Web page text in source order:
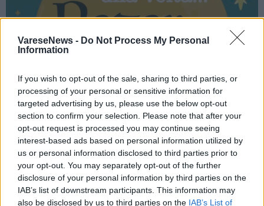
VareseNews - Do Not Process My Personal
Information
If you wish to opt-out of the sale, sharing to third parties, or
processing of your personal or sensitive information for
targeted advertising by us, please use the below opt-out
section to confirm your selection. Please note that after your
opt-out request is processed you may continue seeing
interest-based ads based on personal information utilized by
us or personal information disclosed to third parties prior to
your opt-out. You may separately opt-out of the further
disclosure of your personal information by third parties on the
IAB’s list of downstream participants. This information may
also be disclosed by us to third parties on the IAB’s List of